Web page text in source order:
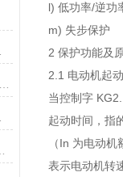
l) 低功率/逆功
m) 失步保护
2 保护功能及
2.1 电动机起动
当控制字
起动时间，指
（In 为电动
表示电动机转